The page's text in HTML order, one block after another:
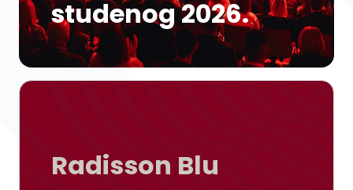
studenog 2026.
Radisson Blu